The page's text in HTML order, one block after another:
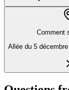
Comment
Allée du 5